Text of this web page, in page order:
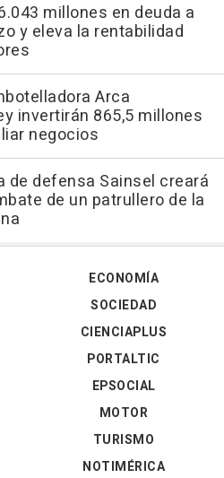
millones en deuda a
y eleva la rentabilidad
Arca
invertirán 865,5 millones
negocios
de defensa Sainsel creará
de un patrullero de la
ECONOMÍA
SOCIEDAD
CIENCIAPLUS
PORTALTIC
EPSOCIAL
MOTOR
TURISMO
NOTIMÉRICA